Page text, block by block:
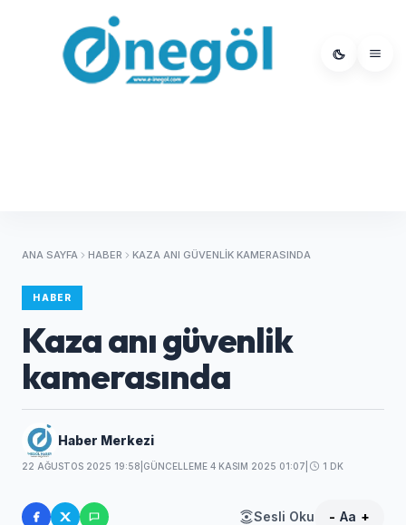
ANA SAYFA HABER KAZA ANI GÜVENLIK KAMERASINDA
HABER
Kaza anı güvenlik
kamerasında
Haber Merkezi
22 AĞUSTOS 2025 19:58 GÜNCELLEME 4 KASIM 2025 01:07 1 DK
Sesli Oku - Aa +